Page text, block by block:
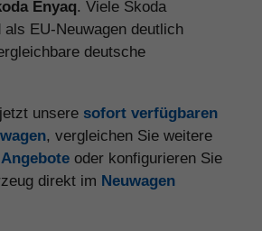
Enyaq. Viele Skoda
als EU-Neuwagen deutlich
deutsche
unsere sofort verfügbaren
, vergleichen Sie weitere
oder konfigurieren Sie
direkt im Neuwagen